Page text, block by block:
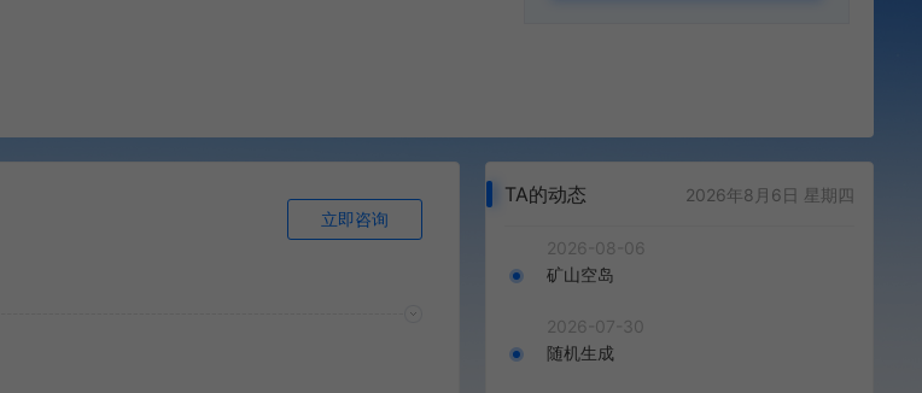
立即咨询
TA的动态 2026年8月6日 星期四
2026-08-06
矿山空岛
2026-07-30
随机生成